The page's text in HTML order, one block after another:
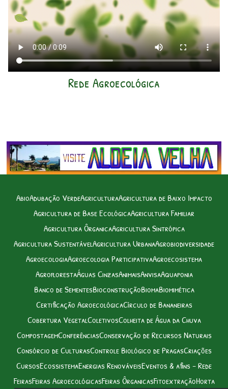
Rede Agroecológica
AbioAdubação VerdeAgriculturaAgricultura de Baixo Impacto
Agricultura de Base EcológicaAgricultura Familiar
Agricultura ÔrganicaAgricultura Sintrópica
Agricultura SustentávelAgricultura UrbanaAgrobiodiversidade
AgroecologiaAgroecologia ParticipativaAgroecosistema
AgroflorestaÁguas CinzasAnimaisAnvisaAquaponia
Banco de SementesBioconstruçãoBiomaBiomimética
Certificação AgroecológicaCírculo de Bananeiras
Cobertura VegetalColetivosColheita de Água da Chuva
CompostagemConferênciasConservação de Recursos Naturais
Consórcio de CulturasControle Biológico de PragasCriações
CursosEcossistemaEnergias RenováveisEventos & afins – Rede
FeirasFeiras AgroecológicasFeiras ÔrganicasFitoextraçãoHorta